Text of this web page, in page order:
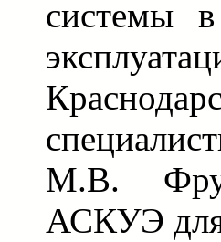
системы
М.В.
АСКУЭ